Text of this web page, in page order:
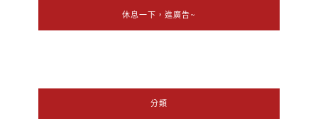
休息一下，進廣告~
分類